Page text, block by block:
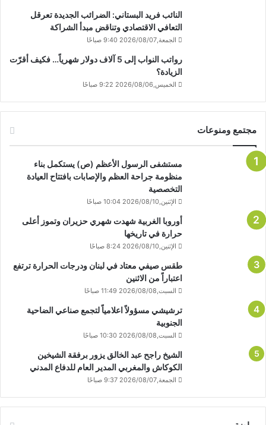
النائب فريد البستاني: الضرائب الجديدة تعرقل
التعافي الاقتصادي وتناقض مبدأ الشراكة
الجمعة,2026/08/07 9:40 صباحًا
رواتب النواب إلى 5 آلاف دولار شهرياً… فكيف أقرّت
الزيادة؟
الخميس,2026/08/06 9:22 صباحًا
مجتمع ومنوعات
مستشفى الرسول الأعظم (ص) يستكمل بناء
منظومة جراحة العظم والإصابات بافتتاح العيادة
التخصصية
الإثنين,2026/08/10 10:04 صباحًا
أوروبا الغربية شهدت شهري حزيران وتموز أعلى
حرارة في تاريخها
الإثنين,2026/08/10 8:24 صباحًا
طقس صيفي معتاد في لبنان ودرجات الحرارة ترتفع
اعتباراً من الاثنين
السبت,2026/08/08 11:49 صباحًا
ترشيشي مسؤولاً اعلامياً لتجمع صناعي الضاحية
الجنوبية
السبت,2026/08/08 10:30 صباحًا
الشيخ راجح عبد الخالق يزور برفقة الشيخين
الكوكاش والمغربي المدير العام للدفاع المدني
الجمعة,2026/08/07 9:37 صباحًا